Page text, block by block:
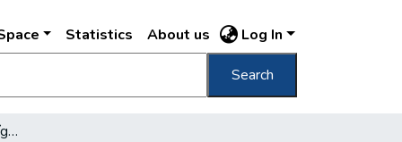
Statistics About us Log In
Search
Budapest Lipót-körút a vígszínházzal = Leopoldring mit Lustspieltheater